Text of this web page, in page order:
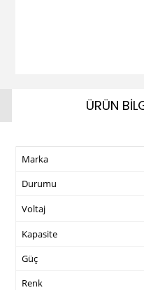
ÜRÜN
Marka
Durumu
Voltaj
Kapasite
Güç
Renk